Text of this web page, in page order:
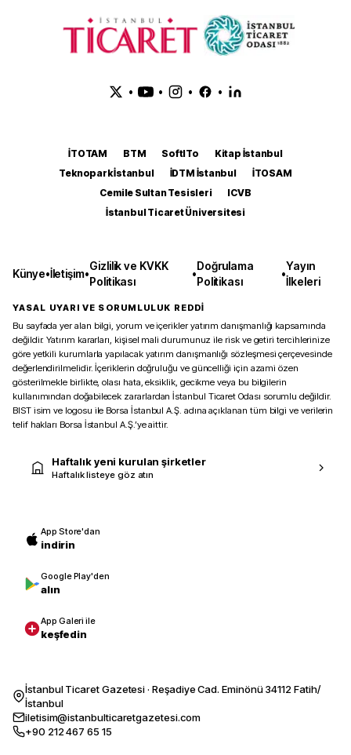
• • • •
İTOTAM BTM SoftITo
Kitap İstanbul
Teknopark İstanbul
İDTM İstanbul
İTOSAM
Cemile Sultan Tesisleri
ICVB
İstanbul Ticaret Üniversitesi
Künye•İletişim•
Gizlilik ve KVKK
Politikası
•
Doğrulama
Politikası
•
Yayın
İlkeleri
YASAL UYARI VE SORUMLULUK REDDİ
Bu sayfada yer alan bilgi, yorum ve içerikler yatırım danışmanlığı kapsamında
değildir. Yatırım kararları, kişisel mali durumunuz ile risk ve getiri tercihlerinize
göre yetkili kurumlarla yapılacak yatırım danışmanlığı sözleşmesi çerçevesinde
değerlendirilmelidir. İçeriklerin doğruluğu ve güncelliği için azami özen
gösterilmekle birlikte, olası hata, eksiklik, gecikme veya bu bilgilerin
kullanımından doğabilecek zararlardan İstanbul Ticaret Odası sorumlu değildir.
BIST isim ve logosu ile Borsa İstanbul A.Ş. adına açıklanan tüm bilgi ve verilerin
telif hakları Borsa İstanbul A.Ş.’ye aittir.
Haftalık yeni kurulan şirketler
Haftalık listeye göz atın
App Store'dan
indirin
Google Play'den
alın
App Galeri ile
keşfedin
İstanbul Ticaret Gazetesi · Reşadiye Cad. Eminönü 34112 Fatih/
İstanbul
iletisim@istanbulticaretgazetesi.com
+90 212 467 65 15